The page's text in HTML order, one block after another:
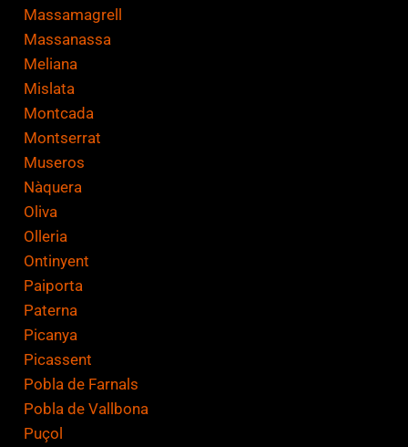
Massamagrell
Massanassa
Meliana
Mislata
Montcada
Montserrat
Museros
Nàquera
Oliva
Olleria
Ontinyent
Paiporta
Paterna
Picanya
Picassent
Pobla de Farnals
Pobla de Vallbona
Puçol